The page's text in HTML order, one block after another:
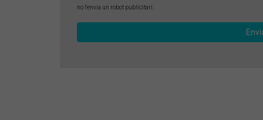
no l'envia un robot publicitari.